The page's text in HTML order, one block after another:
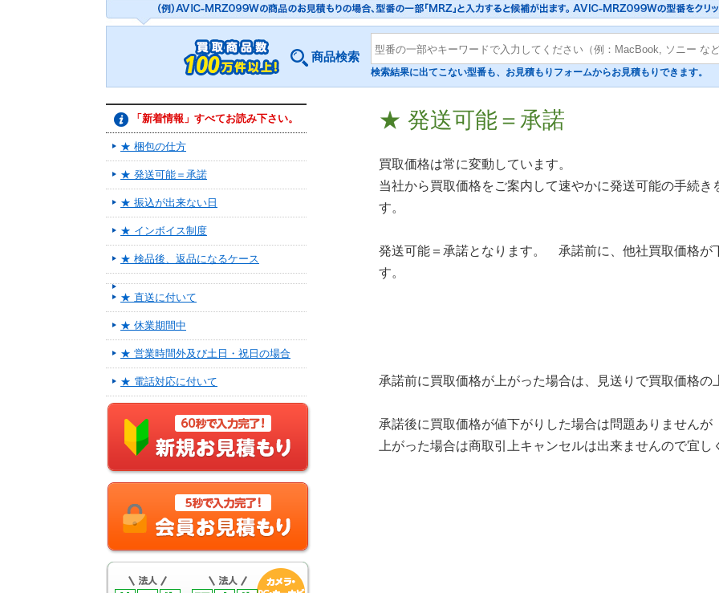
商品検索
検索結果に出てこない型番も、お見積もりフォームからお見積もりできます。
★ 発送可能＝承諾
買取価格は常に変動しています。
当社から買取価格をご案内して速やかに発送可能の手続
す。
発送可能＝承諾となります。 承諾前に、他社買取価格が
す。
承諾前に買取価格が上がった場合は、見送りで買取価格の
承諾後に買取価格が値下がりした場合は問題ありませんが
上がった場合は商取引上キャンセルは出来ませんので宜し
「新着情報」すべてお読み下さい。
★ 梱包の仕方
★ 発送可能＝承諾
★ 振込が出来ない日
★ インボイス制度
★ 検品後、返品になるケース
★ 直送に付いて
★ 休業期間中
★ 営業時間外及び土日・祝日の場合
★ 電話対応に付いて